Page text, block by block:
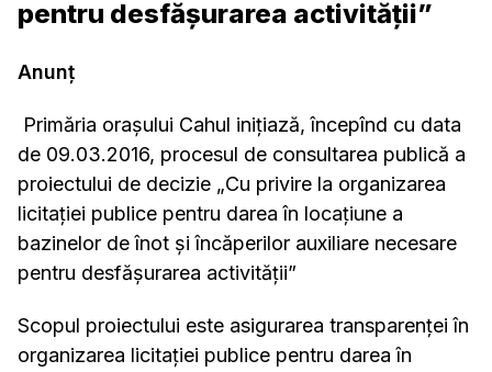
pentru desfăşurarea activităţii”
Anunț
Primăria orașului Cahul iniţiază, începînd cu data
de 09.03.2016, procesul de consultarea publică a
proiectului de decizie „Cu privire la organizarea
licitaţiei publice pentru darea în locaţiune a
bazinelor de înot şi încăperilor auxiliare necesare
pentru desfăşurarea activităţii”
Scopul proiectului este asigurarea transparenței în
organizarea licitației publice pentru darea în